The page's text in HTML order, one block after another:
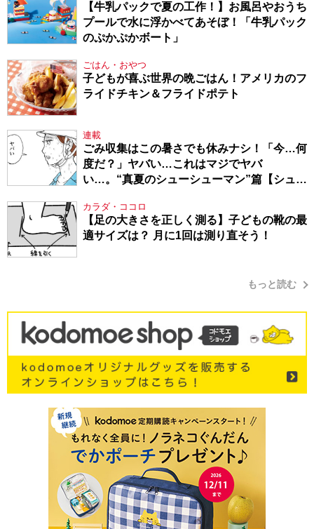
【牛乳パックで夏の工作！】お風呂やおうち
プールで水に浮かべてあそぼ！「牛乳パック
のぷかぷかボート」
ごはん・おやつ
子どもが喜ぶ世界の晩ごはん！アメリカのフ
ライドチキン＆フライドポテト
連載
ごみ収集はこの暑さでも休みナシ！「今…何
度だ？」ヤバい…これはマジでヤバ
い…。“真夏のシューシューマン”篇【シュー
カラダ・ココロ
【足の大きさを正しく測る】子どもの靴の最
適サイズは？ 月に1回は測り直そう！
もっと読む